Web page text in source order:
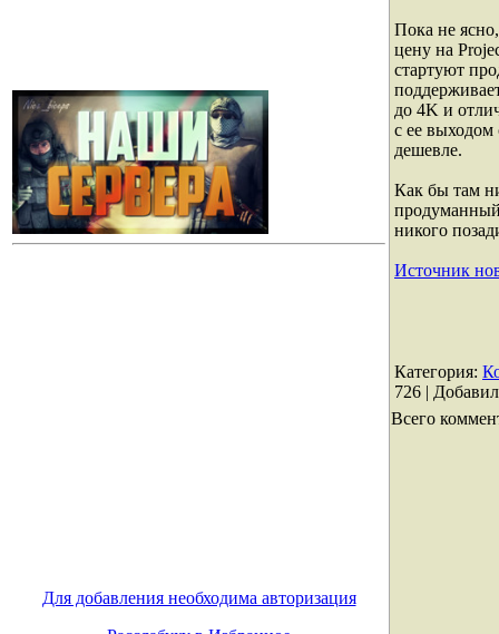
Для добавления необходима авторизация
Пока не
цену на
стартуют
до 4K и
с ее выходом
дешевле.
Как бы там
продуманный
никого
Источник
Категория:
726 | Добавил
Всего